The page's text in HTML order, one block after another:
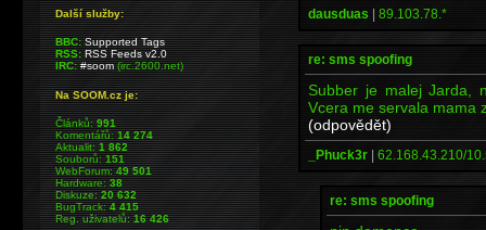
dausduas | 89.103.78.*
re: sms spoofing
Subber je malej Jarda,
Vcera me servala mama
(odpovědět)
_Phuck3r | 62.168.43.210/
re: sms spoofing
Další služby:
BBC: Supported Tags
RSS: RSS Feeds v2.0
IRC: #soom(irc.2600.net)
Na SOOM.cz je:
Článků:991
Komentářů:14 274
Aktualit:1 862
Souborů:151
WebForum:49 501
Hardware:38
Diskuze:20 632
BugTrack:4 415
Reg. uživatelů:16 426